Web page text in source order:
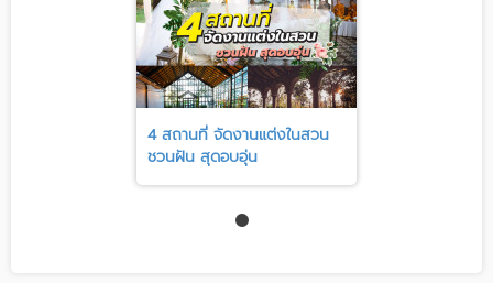
4 สถานที่ จัดงานแต่งในสวน
ชวนฝัน สุดอบอุ่น